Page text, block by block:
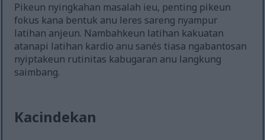
Pikeun nyingkahan masalah ieu, penting pikeun
fokus kana bentuk anu leres sareng nyampur
latihan anjeun. Nambahkeun latihan kakuatan
atanapi latihan kardio anu sanés tiasa ngabantosan
nyiptakeun rutinitas kabugaran anu langkung
saimbang.
Kacindekan